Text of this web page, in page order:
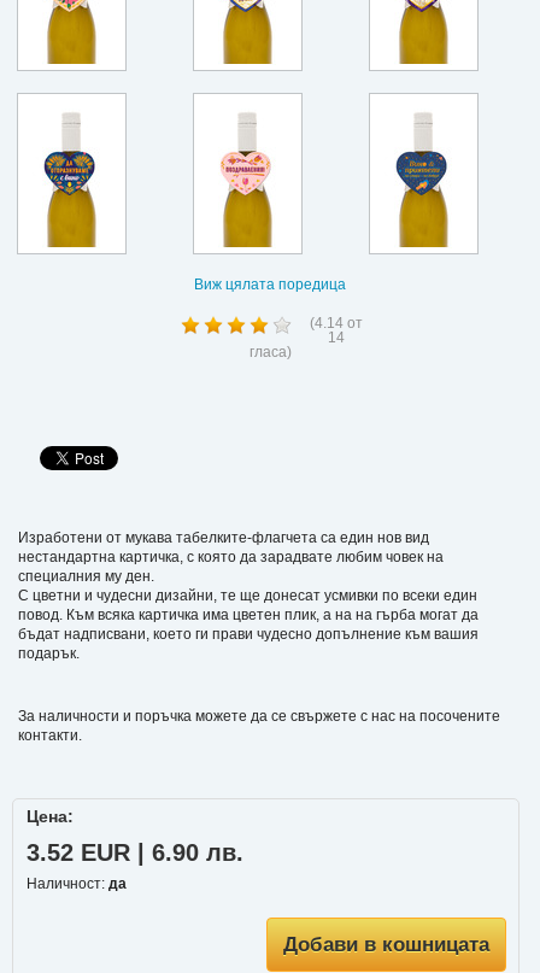
Виж цялата поредица
(4.14 от
14
гласа)
Изработени от мукава табелките-флагчета са един нов вид
нестандартна картичка, с която да зарадвате любим човек на
специалния му ден.
С цветни и чудесни дизайни, те ще донесат усмивки по всеки един
повод. Към всяка картичка има цветен плик, а на на гърба могат да
бъдат надписвани, което ги прави чудесно допълнение към вашия
подарък.
За наличности и поръчка можете да се свържете с нас на посочените
контакти.
Цена:
3.52 EUR | 6.90 лв.
Наличност: да
Добави в кошницата